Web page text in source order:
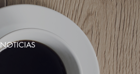
NOTICIAS